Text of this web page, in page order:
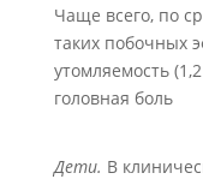
Чаще всего, по
таких побочных
утомляемость
головная
Дети. В